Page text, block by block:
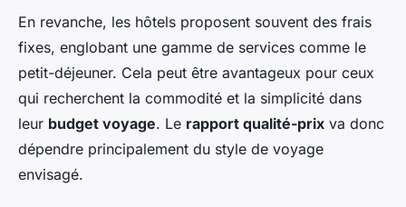
En revanche, les hôtels proposent souvent des frais
fixes, englobant une gamme de services comme le
petit-déjeuner. Cela peut être avantageux pour ceux
qui recherchent la commodité et la simplicité dans
leur budget voyage. Le rapport qualité-prix va donc
dépendre principalement du style de voyage
envisagé.